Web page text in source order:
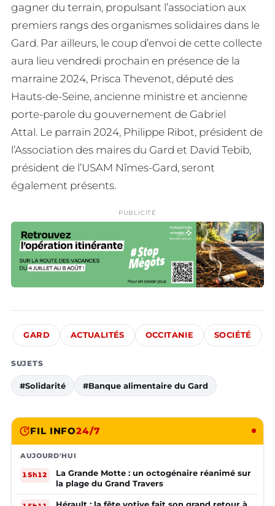
gagner du terrain, propulsant l’association aux
premiers rangs des organismes solidaires dans le
Gard. Par ailleurs, le coup d’envoi de cette collecte
aura lieu vendredi prochain en présence de la
marraine 2024, Prisca Thevenot, député des
Hauts-de-Seine, ancienne ministre et ancienne
porte-parole du gouvernement de Gabriel
Attal. Le parrain 2024, Philippe Ribot, président de
l’Association des maires du Gard et David Tebib,
président de l’USAM Nîmes-Gard, seront
également présents.
PUBLICITÉ
GARD ACTUALITÉS OCCITANIE SOCIÉTÉ
SUJETS
#Solidarité #Banque alimentaire du Gard
FIL INFO24/7
AUJOURD'HUI
15h12
La Grande Motte : un octogénaire réanimé sur
la plage du Grand Travers